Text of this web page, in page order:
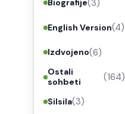
Biografije(3)
English Version(4)
Izdvojeno(6)
Ostali
sohbeti
(164)
Silsila(3)